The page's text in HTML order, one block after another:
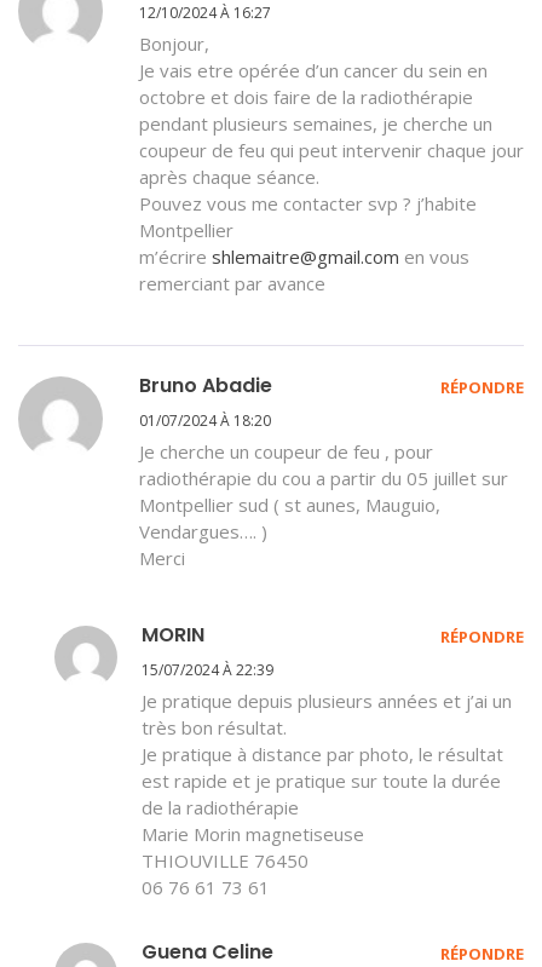
12/10/2024 À 16:27
Bonjour,
Je vais etre opérée d’un cancer du sein en
octobre et dois faire de la radiothérapie
pendant plusieurs semaines, je cherche un
coupeur de feu qui peut intervenir chaque jour
après chaque séance.
Pouvez vous me contacter svp ? j’habite
Montpellier
m’écrire shlemaitre@gmail.com en vous
remerciant par avance
Bruno Abadie
01/07/2024 À 18:20
Je cherche un coupeur de feu , pour
radiothérapie du cou a partir du 05 juillet sur
Montpellier sud ( st aunes, Mauguio,
Vendargues…. )
Merci
RÉPONDRE
MORIN
15/07/2024 À 22:39
Je pratique depuis plusieurs années et j’ai un
très bon résultat.
Je pratique à distance par photo, le résultat
est rapide et je pratique sur toute la durée
de la radiothérapie
Marie Morin magnetiseuse
THIOUVILLE 76450
06 76 61 73 61
RÉPONDRE
Guena Celine RÉPONDRE